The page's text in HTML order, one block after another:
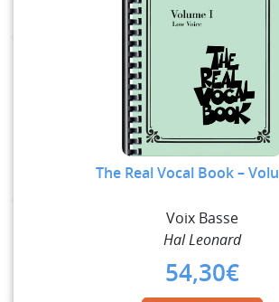
The Real Vocal Book –
Voix Basse
Hal Leonard
54,30€